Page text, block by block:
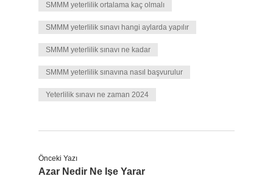
SMMM yeterlilik ortalama kaç olmalı
SMMM yeterlilik sınavı hangi aylarda yapılır
SMMM yeterlilik sınavı ne kadar
SMMM yeterlilik sınavına nasıl başvurulur
Yeterlilik sınavı ne zaman 2024
Önceki Yazı
Azar Nedir Ne Işe Yarar